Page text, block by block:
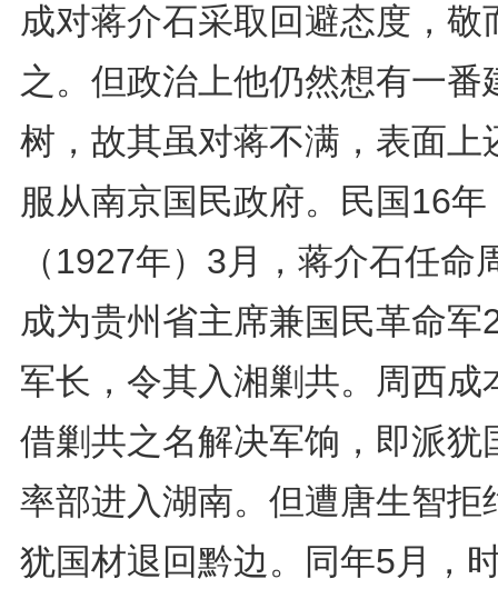
成对蒋介石采取回避态度，敬
之。但政治上他仍然想有一番
树，故其虽对蒋不满，表面上
服从南京国民政府。民国16年
（1927年）3月，蒋介石任命
成为贵州省主席兼国民革命军
军长，令其入湘剿共。周西成
借剿共之名解决军饷，即派犹
率部进入湖南。但遭唐生智拒
犹国材退回黔边。同年5月，